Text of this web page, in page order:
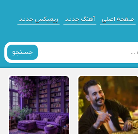
صفحه اصلی آهنگ جدید ریمیکس جدید
جستجو